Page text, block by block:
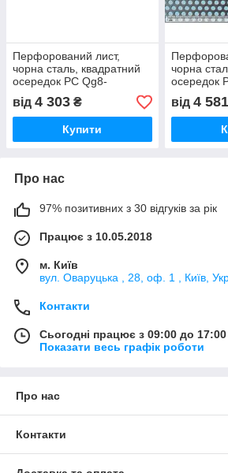
Перфорований лист,
чорна сталь, квадратний
осередок PC Qg8-
12/1/1000x2000
від 4 303 ₴
Купити
чорна
осередок
8/1/
від 4 581
Про нас
97% позитивних з 30 відгуків за рік
Працює з 10.05.2018
м. Київ
вул. Оваруцька , 28, оф. 1 , Київ,
Контакти
Сьогодні працює з 09:00 до 17:00
Показати весь графік роботи
Про нас
Контакти